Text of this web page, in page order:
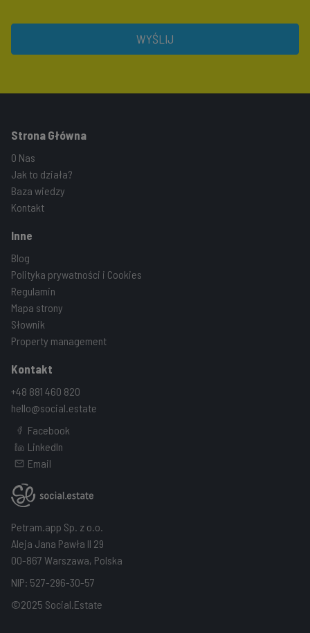
WYŚLIJ
Strona Główna
O Nas
Jak to działa?
Baza wiedzy
Kontakt
Inne
Blog
Polityka prywatności i Cookies
Regulamin
Mapa strony
Słownik
Property management
Kontakt
+48 881 460 820
hello@social.estate
Facebook
LinkedIn
Email
Petram.app Sp. z o.o.
Aleja Jana Pawła II 29
00-867 Warszawa, Polska
NIP: 527-296-30-57
©2025 Social.Estate